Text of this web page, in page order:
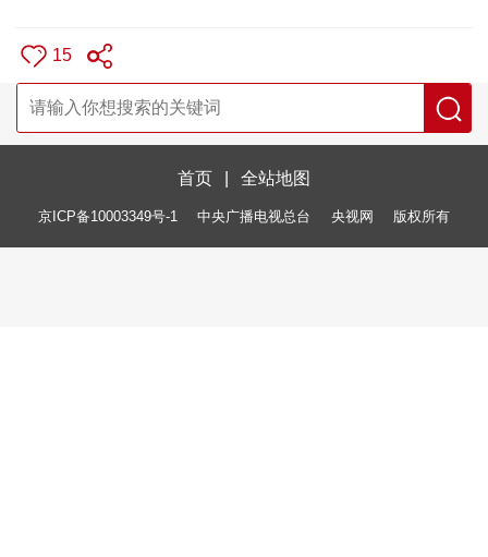
15
首页 全站地图
京ICP备10003349号-1 中央广播电视总台 央视网 版权所有